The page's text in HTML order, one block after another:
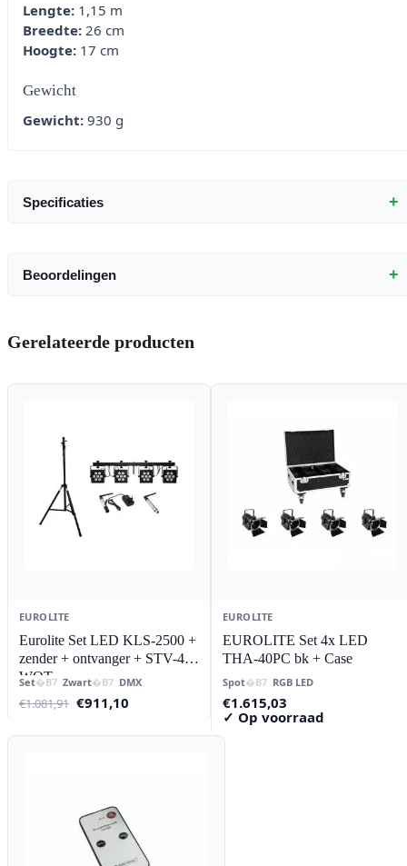
Lengte: 1,15 m
Breedte: 26 cm
Hoogte: 17 cm
Gewicht
Gewicht: 930 g
Specificaties +
Beoordelingen +
Gerelateerde producten
EUROLITE
Eurolite Set LED KLS-2500 +
zender + ontvanger + STV-40-
WOT
Set Zwart DMX
€1.081,91 Oorspronkelijke
€911,10
EUROLITE
EUROLITE Set 4x LED
THA-40PC bk + Case
Spot RGB LED
€1.615,03
✓ Op voorraad